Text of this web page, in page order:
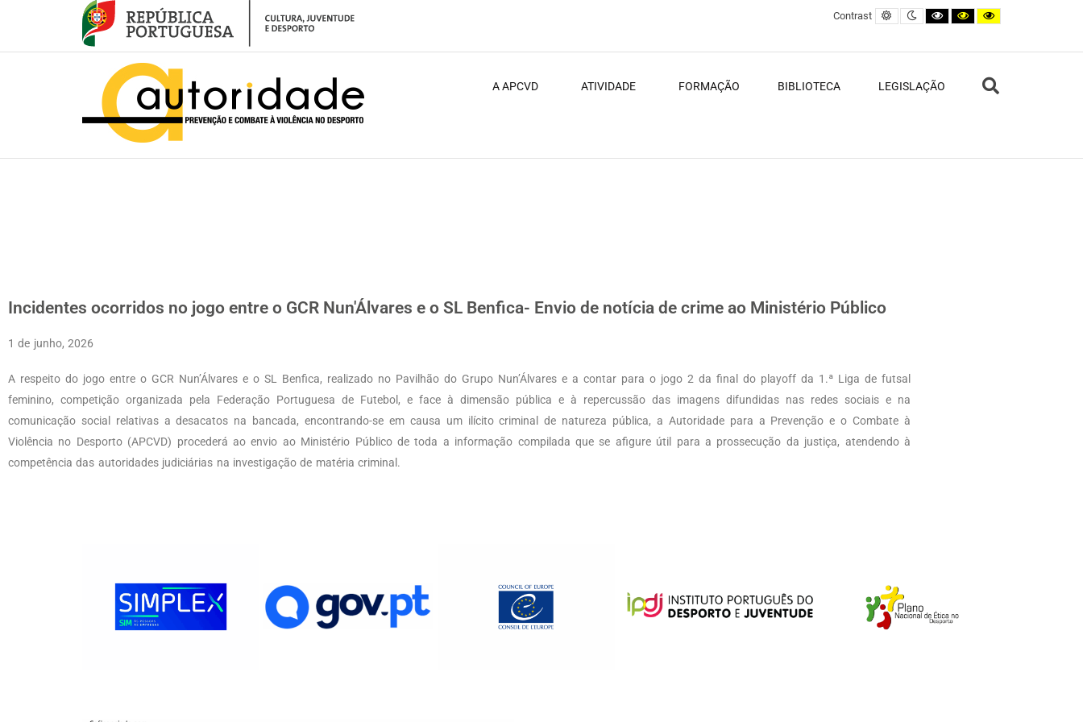
Contrast Default contrast
Night contrast
Black and White contrast
Black and Yellow
Yellow and Black
A APCVD ATIVIDADE FORMAÇÃO BIBLIOTECA LEGISLAÇÃO
Incidentes ocorridos no jogo entre o GCR Nun'Álvares e o SL Benfica- Envio de notícia de crime ao Ministério Público
1 de junho, 2026
A respeito do jogo entre o GCR Nun’Álvares e o SL Benfica, realizado no Pavilhão do Grupo Nun’Álvares e a contar para o jogo 2 da final do playoff da 1.ª Liga de futsal
feminino, competição organizada pela Federação Portuguesa de Futebol, e face à dimensão pública e à repercussão das imagens difundidas nas redes sociais e na
comunicação social relativas a desacatos na bancada, encontrando-se em causa um ilícito criminal de natureza pública, a Autoridade para a Prevenção e o Combate à
Violência no Desporto (APCVD) procederá ao envio ao Ministério Público de toda a informação compilada que se afigure útil para a prossecução da justiça, atendendo à
competência das autoridades judiciárias na investigação de matéria criminal.